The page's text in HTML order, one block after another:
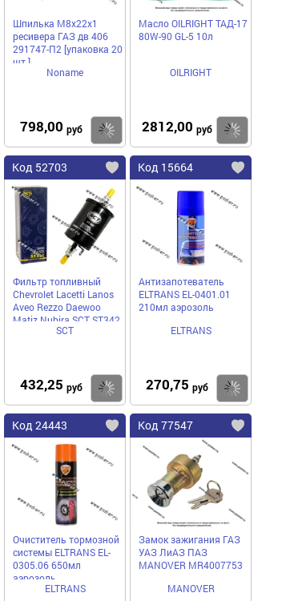
Шпилька М8х22x1
ресивера ГАЗ дв 406
291747-П2 [упаковка 20
шт.]
Noname
798,00 руб Купить
Масло OILRIGHT ТАД-17
80W-90 GL-5 10л
OILRIGHT
2812,00 руб
Код 52703
Фильтр топливный
Chevrolet Lacetti Lanos
Aveo Rezzo Daewoo
Matiz Nubira SCT ST342
SCT
432,25 руб Купить
Код 15664
Антизапотеватель
ELTRANS EL-0401.01
210мл аэрозоль
ELTRANS
270,75 руб
Код 24443
Очиститель тормозной
системы ELTRANS EL-
0305.06 650мл
аэрозоль
ELTRANS
Код 77547
Замок зажигания ГАЗ
УАЗ ЛиАЗ ПАЗ
MANOVER MR4007753
MANOVER